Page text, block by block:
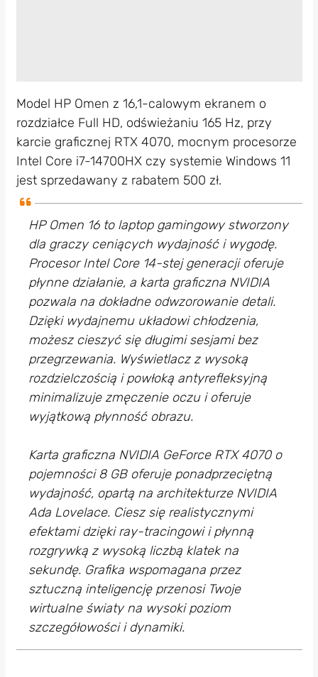
Model HP Omen z 16,1-calowym ekranem o
rozdziałce Full HD, odświeżaniu 165 Hz, przy
karcie graficznej RTX 4070, mocnym procesorze
Intel Core i7-14700HX czy systemie Windows 11
jest sprzedawany z rabatem 500 zł.
HP Omen 16 to laptop gamingowy stworzony
dla graczy ceniących wydajność i wygodę.
Procesor Intel Core 14-stej generacji oferuje
płynne działanie, a karta graficzna NVIDIA
pozwala na dokładne odwzorowanie detali.
Dzięki wydajnemu układowi chłodzenia,
możesz cieszyć się długimi sesjami bez
przegrzewania. Wyświetlacz z wysoką
rozdzielczością i powłoką antyrefleksyjną
minimalizuje zmęczenie oczu i oferuje
wyjątkową płynność obrazu.
Karta graficzna NVIDIA GeForce RTX 4070 o
pojemności 8 GB oferuje ponadprzeciętną
wydajność, opartą na architekturze NVIDIA
Ada Lovelace. Ciesz się realistycznymi
efektami dzięki ray-tracingowi i płynną
rozgrywką z wysoką liczbą klatek na
sekundę. Grafika wspomagana przez
sztuczną inteligencję przenosi Twoje
wirtualne światy na wysoki poziom
szczegółowości i dynamiki.